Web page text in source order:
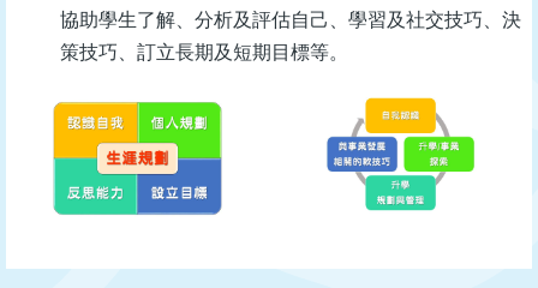
協助學生了解、分析及評估自己、學習及社交技巧、決
策技巧、訂立長期及短期目標等。